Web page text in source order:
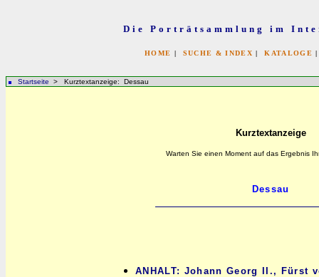
Die Porträtsammlung im
HOME | SUCHE & INDEX |KATALOGE
Startseite > Kurztextanzeige: Dessau
Kurztextanzeige
Warten Sie einen Moment auf das Ergebnis
ANHALT: Johann Georg II., Fürst